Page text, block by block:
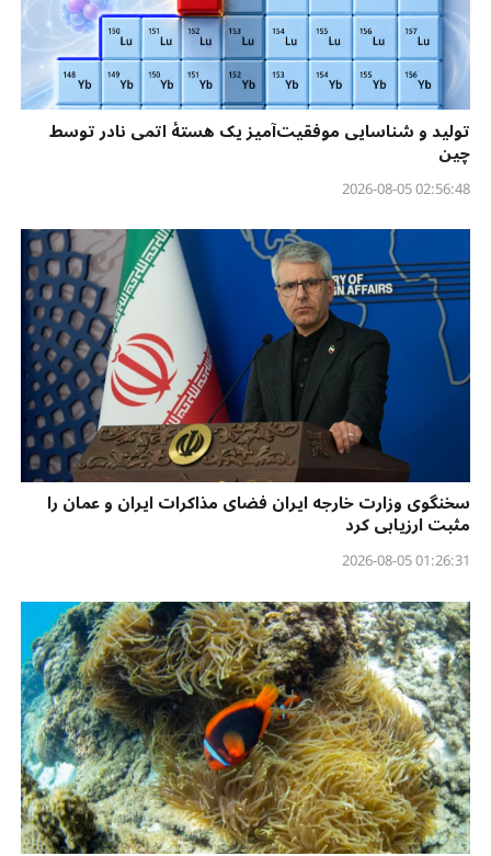
تولید و شناسایی موفقیت‌آمیز یک هستهٔ اتمی نادر توسط
چین
02:56:48 2026-08-05
سخنگوی وزارت خارجه ایران فضای مذاکرات ایران و عمان را
مثبت ارزیابی کرد
01:26:31 2026-08-05